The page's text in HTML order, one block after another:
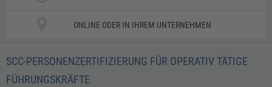
ONLINE ODER IN IHREM UNTERNEHMEN
SCC-PERSONENZERTIFIZIERUNG FÜR OPERATIV TÄTIGE
FÜHRUNGSKRÄFTE